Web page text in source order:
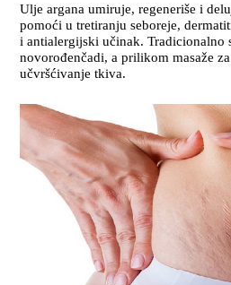
Ulje argana umiruje, regeneriše i
pomoći u tretiranju seboreje,
i antialergijski učinak. Tradicionalno
novorođenčadi, a prilikom masaže
učvršćivanje tkiva.